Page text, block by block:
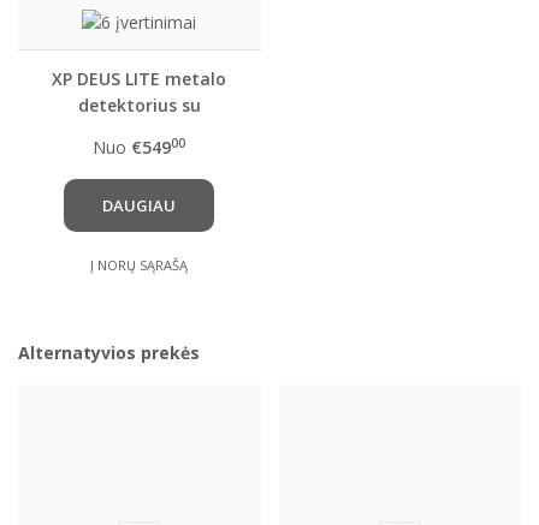
XP DEUS LITE metalo
detektorius su
belaidėmis ausinėmis
WS4 ( WS4 Master )
Nuo €54900
DAUGIAU
Į NORŲ SĄRAŠĄ
Alternatyvios prekės